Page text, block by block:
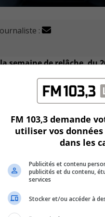
:
semaine de relâche, du
Geneviève Guilbault.
et des lieux de
entre
agents de la paix.
$ à 6 000 $ en cas de
FM 103,3 demande
utiliser vos
dans les
Publicités et contenu
publicités et du contenu,
services
Stocker et/ou accéder à